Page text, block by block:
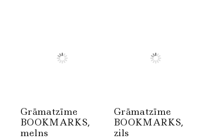
Grāmatzīme
BOOKMARKS,
melns
Grāmatzīme
BOOKMARKS,
zils